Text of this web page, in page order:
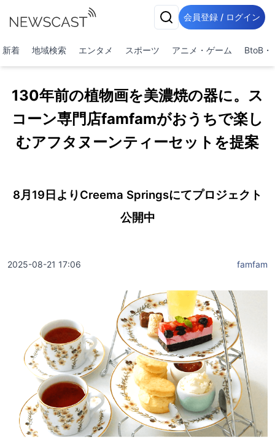
会員登録 / ログイン
新着 地域検索 エンタメ スポーツ アニメ・ゲーム BtoB・
130年前の植物画を美濃焼の器に。ス
コーン専門店famfamがおうちで楽し
むアフタヌーンティーセットを提案
8月19日よりCreema Springsにてプロジェクト
公開中
2025-08-21 17:06 famfam